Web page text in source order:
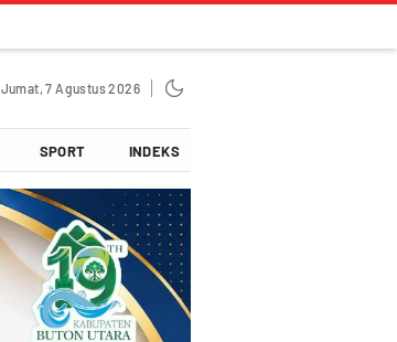
Jumat, 7 Agustus 2026
SPORT INDEKS